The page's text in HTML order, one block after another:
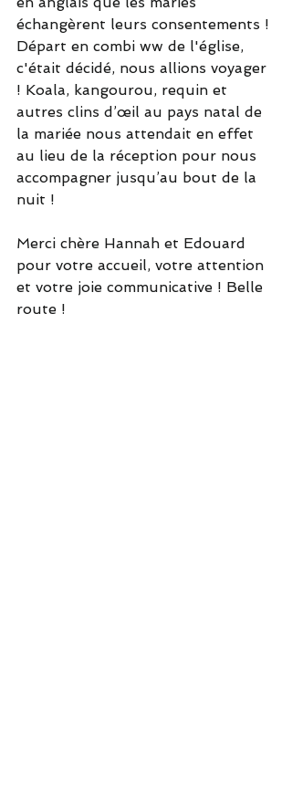
échangèrent leurs consentements !
Départ en combi ww de l'église,
c'était décidé, nous allions voyager
! Koala, kangourou, requin et
autres clins d’œil au pays natal de
la mariée nous attendait en effet
au lieu de la réception pour nous
accompagner jusqu’au bout de la
nuit !
Merci chère Hannah et Edouard
pour votre accueil, votre attention
et votre joie communicative ! Belle
route !